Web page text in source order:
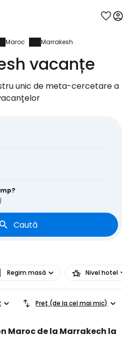
Maroc Marrakesh
vacanțe
unic de meta-cercetare a
Caută
Regim masă Nivel hotel
Preț (de la cel mai mic)
Maroc de la Marrakech la
vă la
a călătorilor
cu Google
cu Facebook